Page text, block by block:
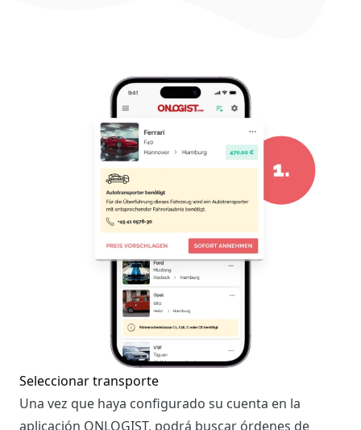
Seleccionar transporte
Una vez que haya configurado su cuenta en la
aplicación ONLOGIST, podrá buscar órdenes de